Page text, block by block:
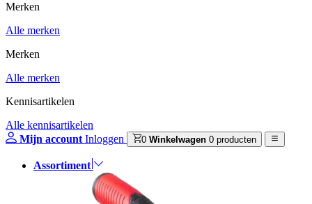
Merken
Alle merken
Merken
Alle merken
Kennisartikelen
Alle kennisartikelen
Mijn account Inloggen 0 Winkelwagen 0 producten
Assortiment